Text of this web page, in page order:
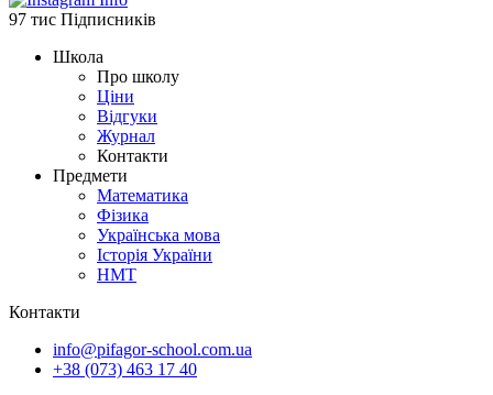
97 тис Підписників
Школа
Про школу
Ціни
Відгуки
Журнал
Контакти
Предмети
Математика
Фізика
Українська мова
Історія України
НМТ
Контакти
info@pifagor-school.com.ua
+38 (073) 463 17 40